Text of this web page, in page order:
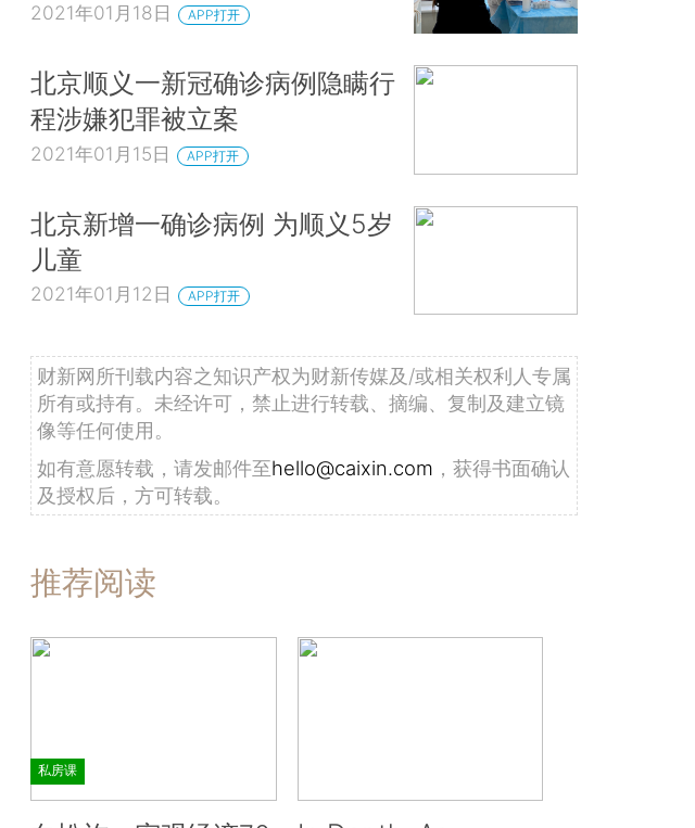
2021年01月18日 APP打开
北京顺义一新冠确诊病例隐瞒行
程涉嫌犯罪被立案
2021年01月15日 APP打开
北京新增一确诊病例 为顺义5岁
儿童
2021年01月12日 APP打开
财新网所刊载内容之知识产权为财新传媒及/或相关权利人专属
所有或持有。未经许可，禁止进行转载、摘编、复制及建立镜
像等任何使用。
如有意愿转载，请发邮件至hello@caixin.com ，获得书面确认
及授权后，方可转载。
推荐阅读
私房课